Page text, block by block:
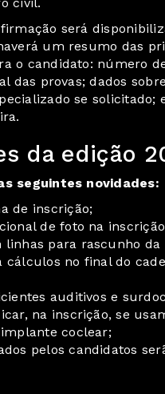
será
um resumo das
o candidato: número
das provas; dados sobre
se solicitado;
da edição
seguintes novidades:
de inscrição;
de foto na
linhas para rascunho da
cálculos no final do
auditivos e
na inscrição, se
coclear;
pelos candidatos